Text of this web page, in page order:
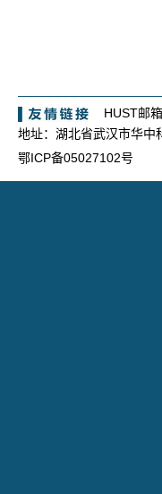
HUST邮箱
地址：湖北省武汉市华
鄂ICP备05027102号